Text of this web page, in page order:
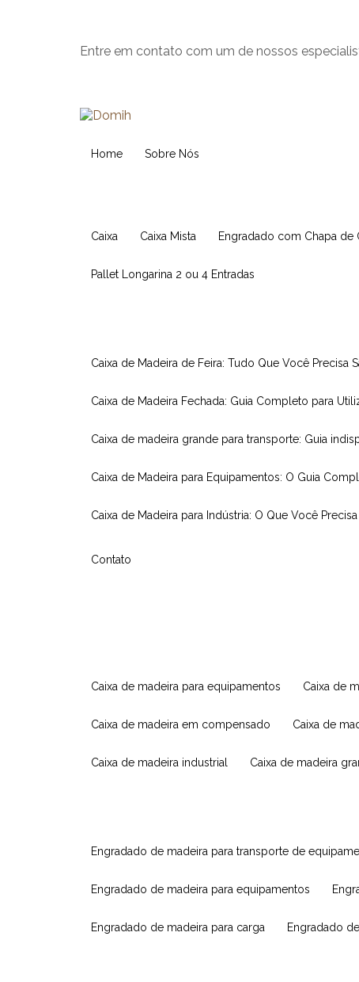
Entre em contato com um de nossos
Home Sobre Nós
Caixa Caixa Mista Engradado com Chapa
Pallet Longarina 2 ou 4 Entradas
Caixa de Madeira de Feira: Tudo Que Você Precisa
Caixa de Madeira Fechada: Guia Completo para
Caixa de madeira grande para transporte: Guia
Caixa de Madeira para Equipamentos: O Guia
Caixa de Madeira para Indústria: O Que Você
Contato
caixa de madeira para equipamentos caixa de
caixa de madeira em compensado caixa de
caixa de madeira industrial caixa de madeira
engradado de madeira para transporte de
engradado de madeira para equipamentos
engradado de madeira para carga engradado